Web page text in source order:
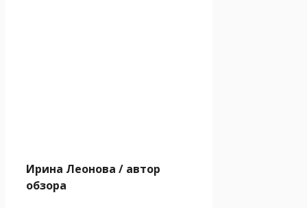
Ирина Леонова / автор
обзора